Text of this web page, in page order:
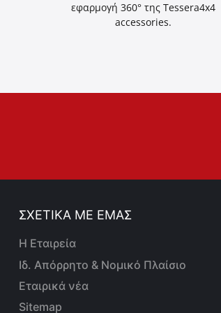
εφαρμογή 360° της Tessera4x4
accessories.
ΣΧΕΤΙΚΑ ΜΕ ΕΜΑΣ
Η Εταιρεία
Ιδ. Απόρρητο & Νομικό Πλαίσιο
Εταιρικά νέα
Sitemap